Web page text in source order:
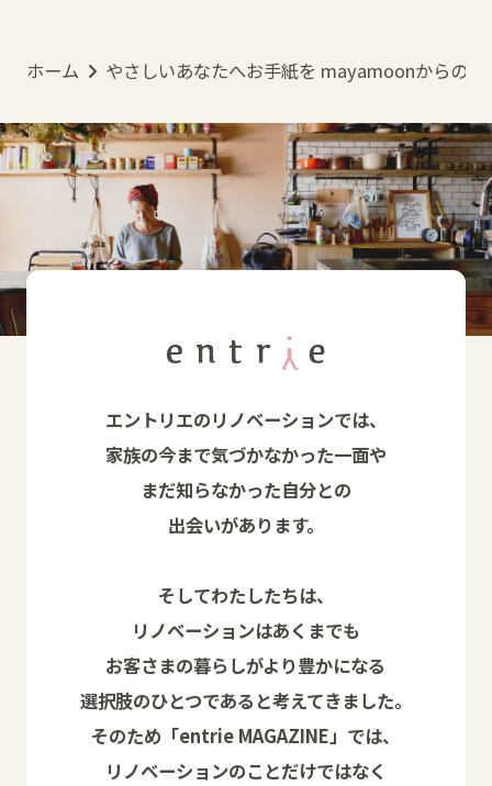
ホーム やさしいあなたへお手紙を mayamoonからの日
エントリエのリノベーションでは、
家族の今まで気づかなかった一面や
まだ知らなかった自分との
出会いがあります。
そしてわたしたちは、
リノベーションはあくまでも
お客さまの暮らしがより豊かになる
選択肢のひとつであると考えてきました。
そのため「entrie MAGAZINE」では、
リノベーションのことだけではなく